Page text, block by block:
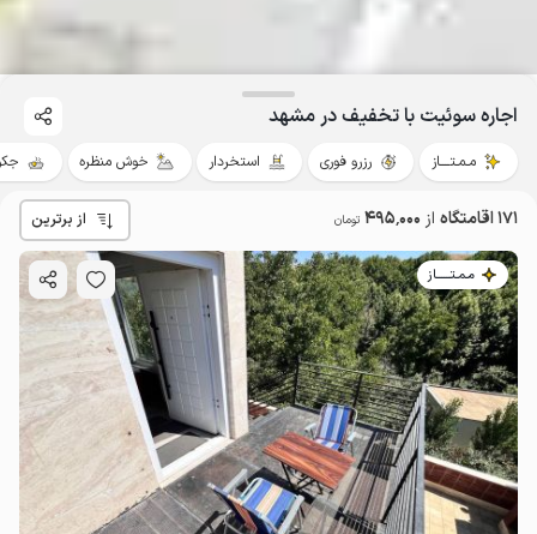
اجاره سوئیت با تخفیف در مشهد
مـمـتــــاز رزرو فوری استخردار خوش منظره
171 اقامتگاه از 495٬000 تومان از برترین
مـمـتــــــاز